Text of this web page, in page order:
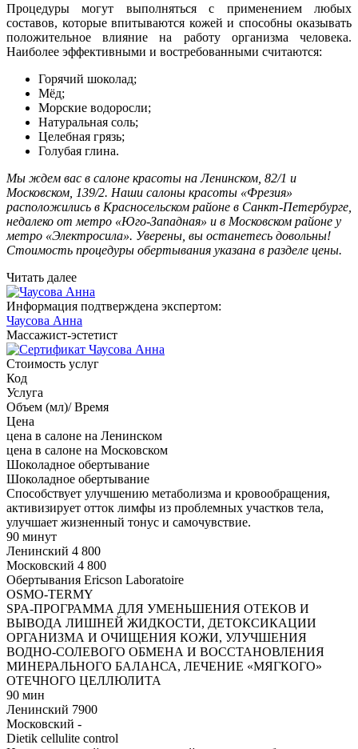
Процедуры могут выполняться с применением любых
составов, которые впитываются кожей и способны оказывать
положительное влияние на работу организма человека.
Наиболее эффективными и востребованными считаются:
Горячий шоколад;
Мёд;
Морские водоросли;
Натуральная соль;
Целебная грязь;
Голубая глина.
Мы ждем вас в салоне красоты на Ленинском, 82/1 и
Московском, 139/2. Наши салоны красоты «Фрезия»
расположились в Красносельском районе в Санкт-Петербурге,
недалеко от метро «Юго-Западная» и в Московском районе у
метро «Электросила». Уверены, вы останетесь довольны!
Стоимость процедуры обертывания указана в разделе цены.
Читать далее
Информация подтверждена экспертом:
Чаусова Анна
Массажист-эстетист
Стоимость услуг
Код
Услуга
Объем (мл)/ Время
Цена
цена в салоне на Ленинском
цена в салоне на Московском
Шоколадное обертывание
Шоколадное обертывание
Способствует улучшению метаболизма и кровообращения,
активизирует отток лимфы из проблемных участков тела,
улучшает жизненный тонус и самочувствие.
90 минут
Ленинский 4 800
Московский 4 800
Обертывания Ericson Laboratoire
OSMO-TERMY
SPA-ПРОГРАММА ДЛЯ УМЕНЬШЕНИЯ ОТЕКОВ И
ВЫВОДА ЛИШНЕЙ ЖИДКОСТИ, ДЕТОКСИКАЦИИ
ОРГАНИЗМА И ОЧИЩЕНИЯ КОЖИ, УЛУЧШЕНИЯ
ВОДНО-СОЛЕВОГО ОБМЕНА И ВОССТАНОВЛЕНИЯ
МИНЕРАЛЬНОГО БАЛАНСА, ЛЕЧЕНИЕ «МЯГКОГО»
ОТЕЧНОГО ЦЕЛЛЮЛИТА
90 мин
Ленинский 7900
Московский -
Dietik cellulite control